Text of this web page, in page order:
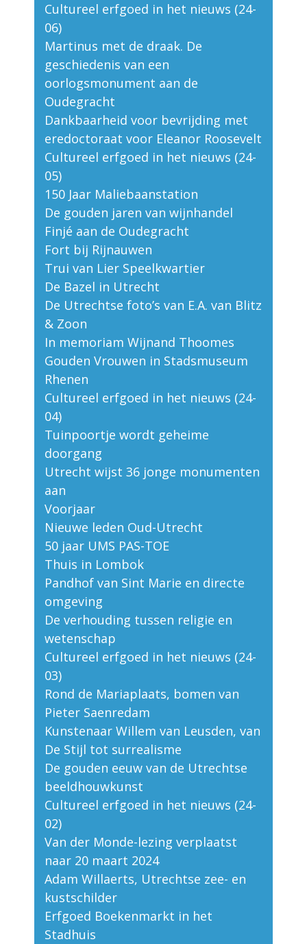
Cultureel erfgoed in het nieuws (24-
06)
Martinus met de draak. De
geschiedenis van een
oorlogsmonument aan de
Oudegracht
Dankbaarheid voor bevrijding met
eredoctoraat voor Eleanor Roosevelt
Cultureel erfgoed in het nieuws (24-
05)
150 Jaar Maliebaanstation
De gouden jaren van wijnhandel
Finjé aan de Oudegracht
Fort bij Rijnauwen
Trui van Lier Speelkwartier
De Bazel in Utrecht
De Utrechtse foto’s van E.A. van Blitz
& Zoon
In memoriam Wijnand Thoomes
Gouden Vrouwen in Stadsmuseum
Rhenen
Cultureel erfgoed in het nieuws (24-
04)
Tuinpoortje wordt geheime
doorgang
Utrecht wijst 36 jonge monumenten
aan
Voorjaar
Nieuwe leden Oud-Utrecht
50 jaar UMS PAS-TOE
Thuis in Lombok
Pandhof van Sint Marie en directe
omgeving
De verhouding tussen religie en
wetenschap
Cultureel erfgoed in het nieuws (24-
03)
Rond de Mariaplaats, bomen van
Pieter Saenredam
Kunstenaar Willem van Leusden, van
De Stijl tot surrealisme
De gouden eeuw van de Utrechtse
beeldhouwkunst
Cultureel erfgoed in het nieuws (24-
02)
Van der Monde-lezing verplaatst
naar 20 maart 2024
Adam Willaerts, Utrechtse zee- en
kustschilder
Erfgoed Boekenmarkt in het
Stadhuis